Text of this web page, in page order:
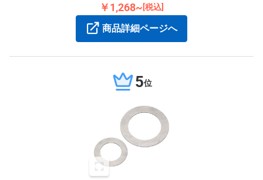
￥1,268~[税込]
商品詳細ページへ
5位